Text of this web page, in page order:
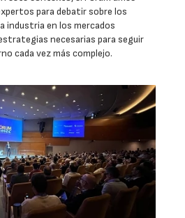
para debatir sobre los
industria en los mercados
necesarias para seguir
cada vez más complejo.